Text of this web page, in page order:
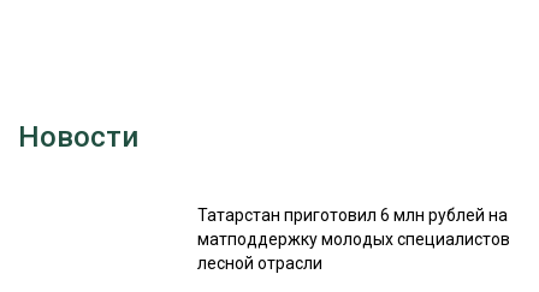
Новости
Татарстан приготовил 6 млн рублей на
матподдержку молодых специалистов
лесной отрасли